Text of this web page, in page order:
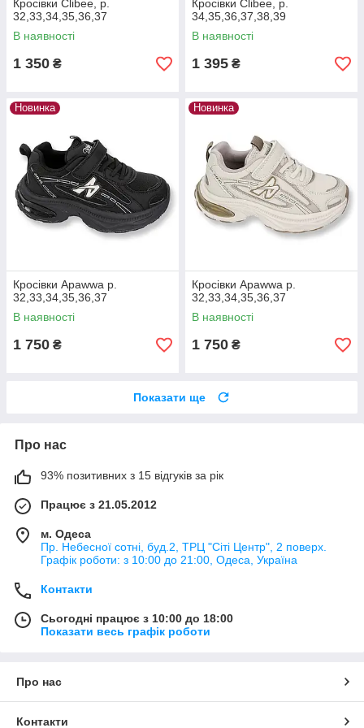
Кросівки Clibee, р.
32,33,34,35,36,37
В наявності
1 350 ₴
Кросівки Clibee, р.
34,35,36,37,38,39
В наявності
1 395 ₴
Новинка
Кросівки Apawwa р.
32,33,34,35,36,37
В наявності
1 750 ₴
Новинка
Кросівки Apawwa р.
32,33,34,35,36,37
В наявності
1 750 ₴
Показати ще
Про нас
93% позитивних з 15 відгуків за рік
Працює з 21.05.2012
м. Одеса
Пр. Небесної сотні, буд.2, ТРЦ "Сіті Центр", 2 поверх.
Графік роботи: з 10:00 до 21:00, Одеса, Україна
Контакти
Сьогодні працює з 10:00 до 18:00
Показати весь графік роботи
Про нас
Контакти